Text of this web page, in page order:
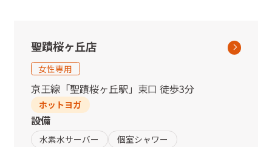
聖蹟桜ヶ丘店
女性専用
京王線「聖蹟桜ヶ丘駅」 東口 徒歩3分
ホットヨガ
設備
水素水サーバー
個室シャワー